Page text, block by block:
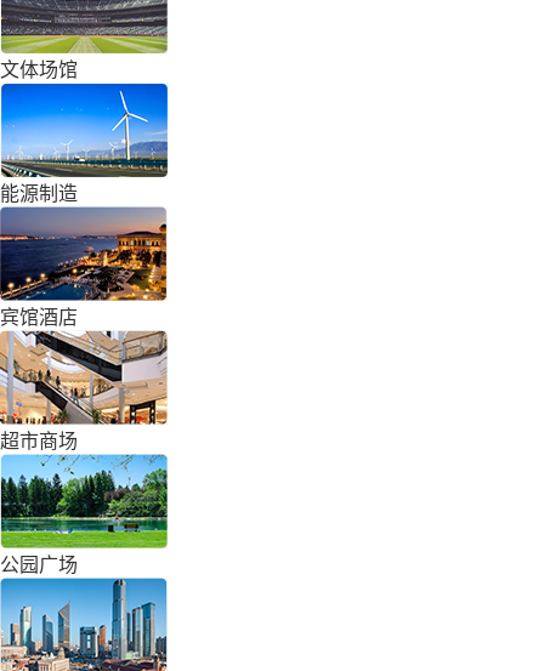
文体场馆
能源制造
宾馆酒店
超市商场
公园广场